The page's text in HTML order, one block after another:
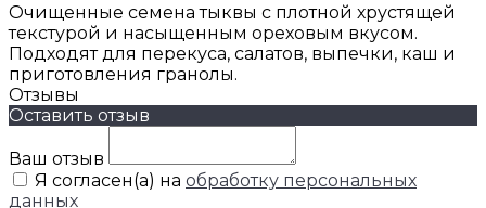
Очищенные семена тыквы с плотной хрустящей
текстурой и насыщенным ореховым вкусом.
Подходят для перекуса, салатов, выпечки, каш и
приготовления гранолы.
Отзывы
Оставить отзыв
Ваш отзыв
Я согласен(а) на обработку персональных
данных